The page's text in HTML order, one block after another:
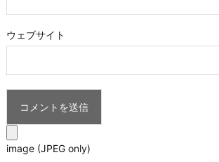
ウェブサイト
image (JPEG only)